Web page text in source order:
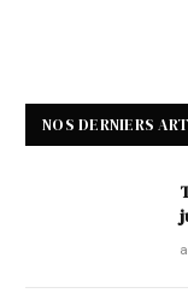
NOS DERNIERS